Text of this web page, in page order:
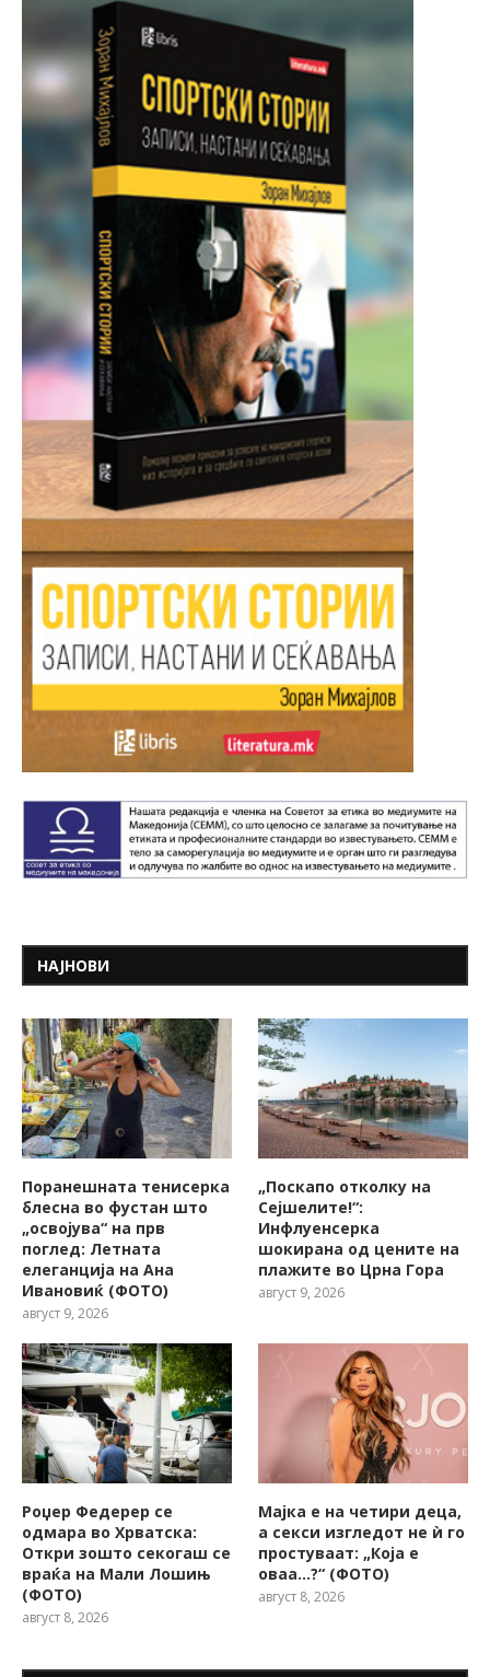
НАЈНОВИ
Поранешната тенисерка
блесна во фустан што
„освојува“ на прв
поглед: Летната
елеганција на Ана
Ивановиќ (ФОТО)
август 9, 2026
„Поскапо отколку на
Сејшелите!“:
Инфлуенсерка
шокирана од цените на
плажите во Црна Гора
август 9, 2026
Роџер Федерер се
одмара во Хрватска:
Откри зошто секогаш се
враќа на Мали Лошињ
(ФОТО)
август 8, 2026
Мајка е на четири деца,
а секси изгледот не ѝ го
простуваат: „Која е
оваа…?“ (ФОТО)
август 8, 2026